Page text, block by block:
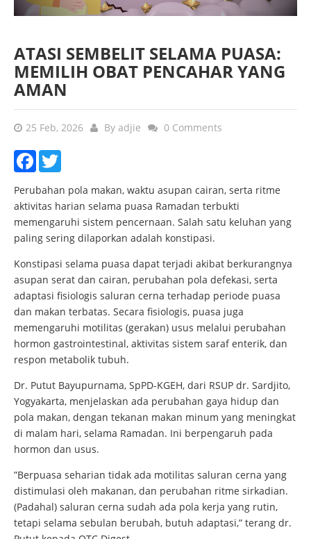
ATASI SEMBELIT SELAMA PUASA:
MEMILIH OBAT PENCAHAR YANG
AMAN
25 Feb, 2026 By adjie 0 Comments
Facebook
Perubahan pola makan, waktu asupan cairan, serta ritme
aktivitas harian selama puasa Ramadan terbukti
memengaruhi sistem pencernaan. Salah satu keluhan yang
paling sering dilaporkan adalah konstipasi.
Konstipasi selama puasa dapat terjadi akibat berkurangnya
asupan serat dan cairan, perubahan pola defekasi, serta
adaptasi fisiologis saluran cerna terhadap periode puasa
dan makan terbatas. Secara fisiologis, puasa juga
memengaruhi motilitas (gerakan) usus melalui perubahan
hormon gastrointestinal, aktivitas sistem saraf enterik, dan
respon metabolik tubuh.
Dr. Putut Bayupurnama, SpPD-KGEH, dari RSUP dr. Sardjito,
Yogyakarta, menjelaskan ada perubahan gaya hidup dan
pola makan, dengan tekanan makan minum yang meningkat
di malam hari, selama Ramadan. Ini berpengaruh pada
hormon dan usus.
”Berpuasa seharian tidak ada motilitas saluran cerna yang
distimulasi oleh makanan, dan perubahan ritme sirkadian.
(Padahal) saluran cerna sudah ada pola kerja yang rutin,
tetapi selama sebulan berubah, butuh adaptasi,” terang dr.